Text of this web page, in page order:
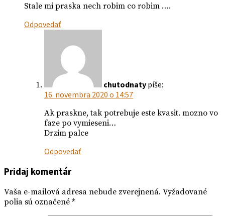
Stale mi praska nech robim co robim ….
Odpovedať
chutodnaty píše:
16. novembra 2020 o 14:57
Ak praskne, tak potrebuje este kvasit. mozno vo
faze po vymieseni…
Drzim palce
Odpovedať
Pridaj komentár
Vaša e-mailová adresa nebude zverejnená. Vyžadované
polia sú označené *